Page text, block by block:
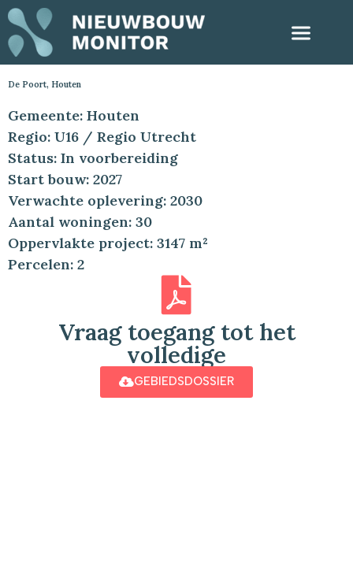
De Poort, Houten
Gemeente: Houten
Regio: U16 / Regio Utrecht
Status: In voorbereiding
Start bouw: 2027
Verwachte oplevering: 2030
Aantal woningen: 30
Oppervlakte project: 3147 m²
Percelen: 2
Vraag toegang tot het
volledige
GEBIEDSDOSSIER